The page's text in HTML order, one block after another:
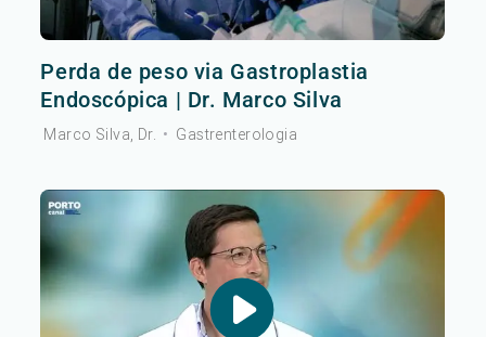
Perda de peso via Gastroplastia
Endoscópica | Dr. Marco Silva
Marco Silva, Dr. • Gastrenterologia